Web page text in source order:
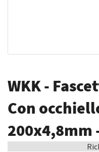
all'inizio
della
galleria
di
immagini
WKK -
Con
200x4,8mm